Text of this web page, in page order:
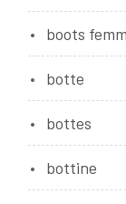
boots
botte
bottes
bottine